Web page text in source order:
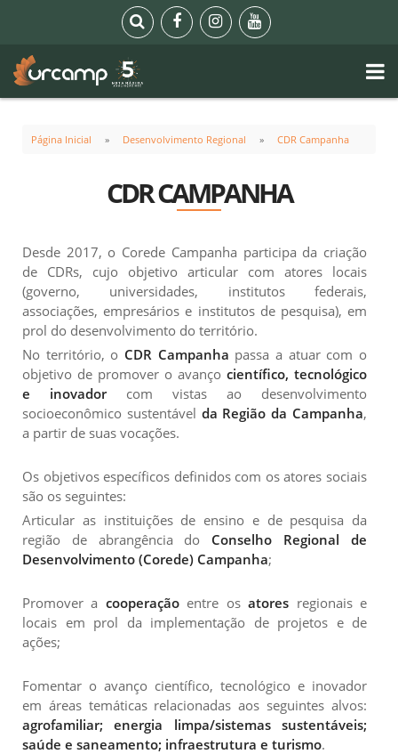
Página Inicial Desenvolvimento Regional CDR Campanha
CDR CAMPANHA
Desde 2017, o Corede Campanha participa da criação
de CDRs, cujo objetivo articular com atores locais
(governo, universidades, institutos federais,
associações, empresários e institutos de pesquisa), em
prol do desenvolvimento do território.
No território, o CDR Campanha passa a atuar com o
objetivo de promover o avanço científico, tecnológico
e inovador com vistas ao desenvolvimento
socioeconômico sustentável da Região da Campanha,
a partir de suas vocações.
Os objetivos específicos definidos com os atores sociais
são os seguintes:
Articular as instituições de ensino e de pesquisa da
região de abrangência do Conselho Regional de
Desenvolvimento (Corede) Campanha;
Promover a cooperação entre osatores regionais e
locais em prol da implementação de projetos e de
ações;
Fomentar o avanço científico, tecnológico e inovador
em áreas temáticas relacionadas aos seguintes alvos:
agrofamiliar; energia limpa/sistemas sustentáveis;
saúde e saneamento; infraestrutura e turismo.